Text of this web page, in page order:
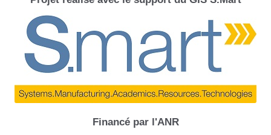
Financé par l'ANR